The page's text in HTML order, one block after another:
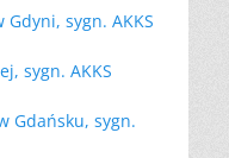
Gdyni, sygn. AKKS
sygn. AKKS
Gdańsku, sygn.